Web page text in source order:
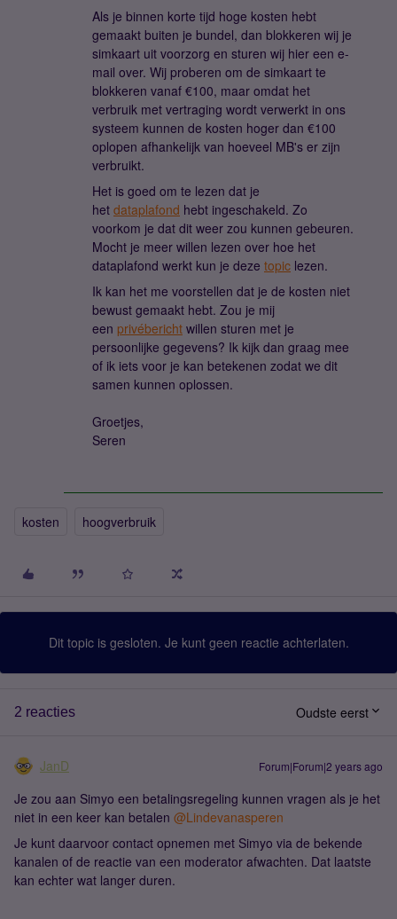
Als je binnen korte tijd hoge kosten hebt
gemaakt buiten je bundel, dan blokkeren wij je
simkaart uit voorzorg en sturen wij hier een e-
mail over. Wij proberen om de simkaart te
blokkeren vanaf €100, maar omdat het
verbruik met vertraging wordt verwerkt in ons
systeem kunnen de kosten hoger dan €100
oplopen afhankelijk van hoeveel MB's er zijn
verbruikt.
Het is goed om te lezen dat je
het dataplafond hebt ingeschakeld. Zo
voorkom je dat dit weer zou kunnen gebeuren.
Mocht je meer willen lezen over hoe het
dataplafond werkt kun je deze topic lezen.
Ik kan het me voorstellen dat je de kosten niet
bewust gemaakt hebt. Zou je mij
een privébericht willen sturen met je
persoonlijke gegevens? Ik kijk dan graag mee
of ik iets voor je kan betekenen zodat we dit
samen kunnen oplossen.
Groetjes,
Seren
kosten hoogverbruik
Dit topic is gesloten. Je kunt geen reactie achterlaten.
2 reacties Oudste eerst
JanD Forum|Forum|2 years ago
Je zou aan Simyo een betalingsregeling kunnen vragen als je het
niet in een keer kan betalen @Lindevanasperen
Je kunt daarvoor contact opnemen met Simyo via de bekende
kanalen of de reactie van een moderator afwachten. Dat laatste
kan echter wat langer duren.